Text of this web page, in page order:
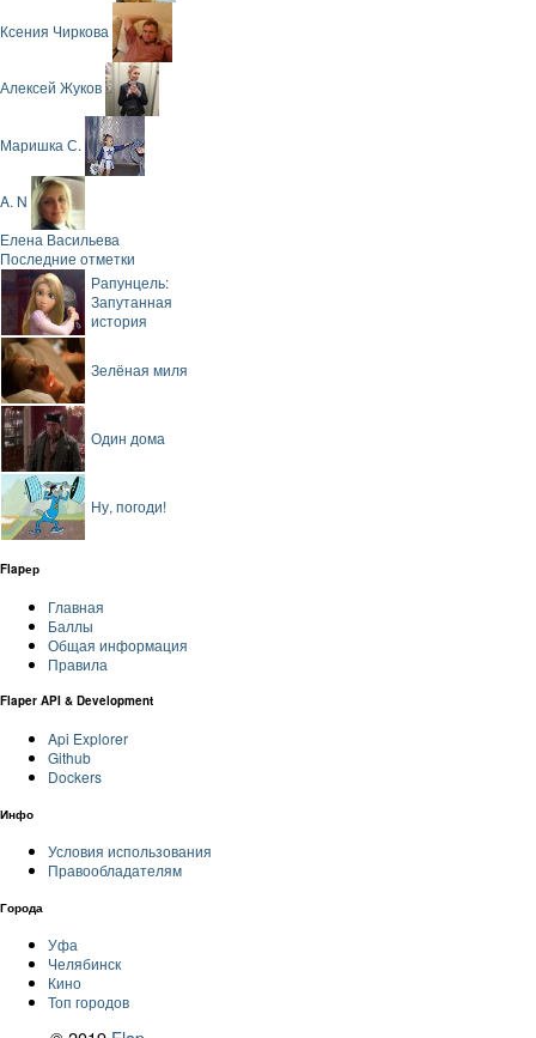
Ксения Чиркова
Алексей Жуков
Маришка С.
A. N
Елена Васильева
Последние отметки
Рапунцель:
Запутанная
история
Зелёная миля
Один дома
Ну, погоди!
Flapер
Главная
Баллы
Общая информация
Правила
Flaper API & Development
Api Explorer
Github
Dockers
Инфо
Условия использования
Правообладателям
Города
Уфа
Челябинск
Кино
Топ городов